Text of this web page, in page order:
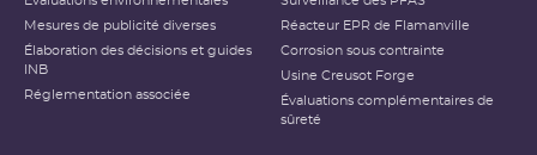
Mesures de publicité diverses
Élaboration des décisions et guides
INB
Réglementation associée
Réacteur EPR de Flamanville
Corrosion sous contrainte
Usine Creusot Forge
Évaluations complémentaires de
sûreté